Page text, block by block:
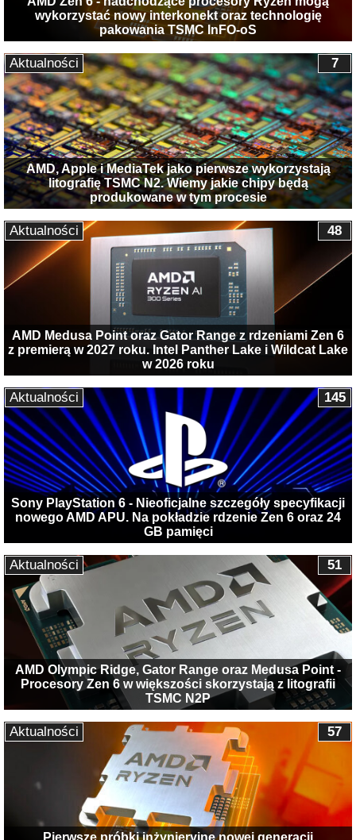
wykorzystać nowy interkonekt oraz technologię
pakowania TSMC InFO-oS
AMD, Apple i MediaTek jako pierwsze wykorzystają
litografię TSMC N2. Wiemy jakie chipy będą
produkowane w tym procesie
7
Aktualności
AMD Medusa Point oraz Gator Range z rdzeniami Zen 6
z premierą w 2027 roku. Intel Panther Lake i Wildcat Lake
w 2026 roku
48
Aktualności
Sony PlayStation 6 - Nieoficjalne szczegóły specyfikacji
nowego AMD APU. Na pokładzie rdzenie Zen 6 oraz 24
GB pamięci
145
Aktualności
AMD Olympic Ridge, Gator Range oraz Medusa Point -
Procesory Zen 6 w większości skorzystają z litografii
TSMC N2P
51
Aktualności
Pierwsze próbki inżynieryjne nowej generacji
57
Aktualności